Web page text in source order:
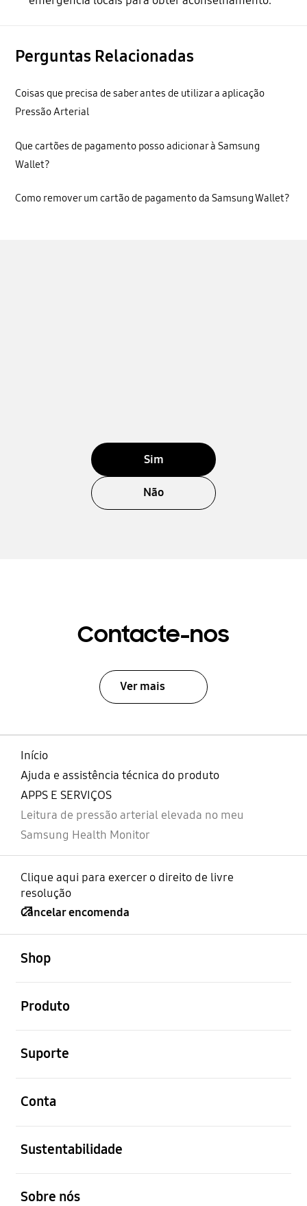
Perguntas Relacionadas
Coisas que precisa de saber antes de utilizar a aplicação
Pressão Arterial
Que cartões de pagamento posso adicionar à Samsung
Wallet?
Como remover um cartão de pagamento da Samsung Wallet?
Sim
Não
Contacte-nos
Ver mais
Início
Ajuda e assistência técnica do produto
APPS E SERVIÇOS
Leitura de pressão arterial elevada no meu
Samsung Health Monitor
Clique aqui para exercer o direito de livre
resolução
Cancelar encomenda
Shop
Produto
Suporte
Conta
Sustentabilidade
Sobre nós